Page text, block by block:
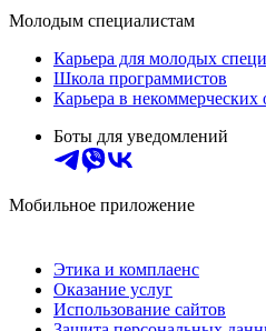
Молодым специалистам
Карьера для молодых
Школа программистов
Карьера в некоммерческих
Боты для уведомлений
Мобильное приложение
Этика и комплаенс
Оказание услуг
Использование сайтов